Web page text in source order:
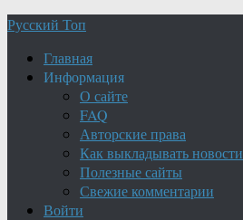
Русский Топ
Главная
Информация
О сайте
FAQ
Авторские права
Как выкладывать новости
Полезные сайты
Свежие комментарии
Войти